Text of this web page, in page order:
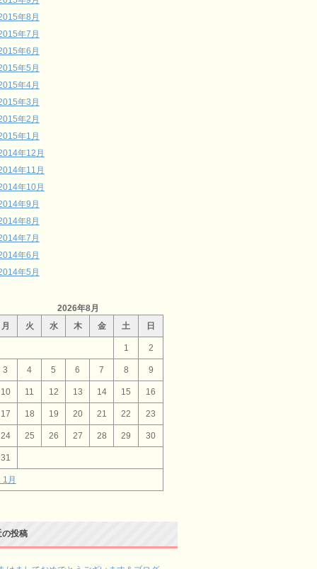
年8月
年7月
年6月
年5月
年4月
年3月
年2月
年1月
年12月
年11月
年10月
年9月
年8月
年7月
年6月
年5月
2026年8月
月
火 水 木 金 土 日
1月
1 2
3 4 5 6 7 8 9
10 11 12 13 14 15 16
17 18 19 20 21 22 23
24 25 26 27 28 29 30
31
の投稿